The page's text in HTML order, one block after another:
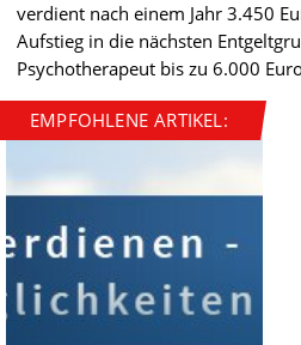
verdient nach einem Jahr 3.450
Aufstieg in die nächsten
Psychotherapeut bis zu 6.000
EMPFOHLENE ARTIKEL: